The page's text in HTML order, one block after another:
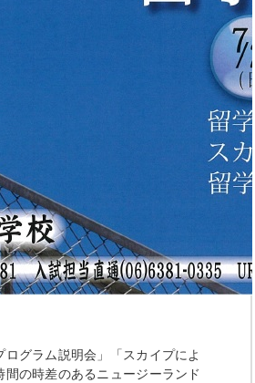
グラム説明会」「スカイプによ
の時差のあるニュージーランド